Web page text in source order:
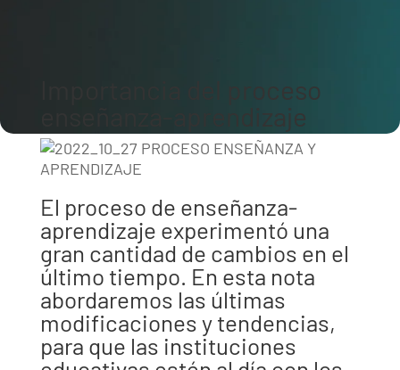
Importancia del proceso
El proceso de enseñanza-
aprendizaje experimentó una
gran cantidad de cambios en el
último tiempo. En esta nota
abordaremos las últimas
modificaciones y tendencias,
para que las instituciones